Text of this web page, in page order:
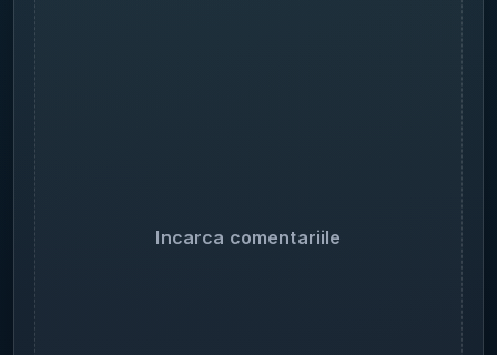
Incarca comentariile